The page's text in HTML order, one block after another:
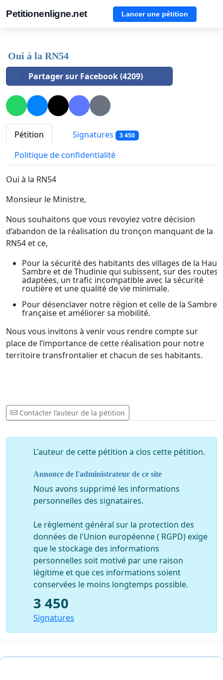
Petitionenligne.net Lancer une pétition
Oui à la RN54
Partager sur Facebook (4209)
Pétition Signatures 3 450
Politique de confidentialité
Oui à la RN54
Monsieur le Ministre,
Nous souhaitons que vous revoyiez votre décision
d’abandon de la réalisation du tronçon manquant de la
RN54 et ce,
Pour la sécurité des habitants des villages de la
Sambre et de Thudinie qui subissent, sur des routes
adaptées, un trafic incompatible avec la sécurité
routière et une qualité de vie minimale.
Pour désenclaver notre région et celle de la Sambre
française et améliorer sa mobilité.
Nous vous invitons à venir vous rendre compte sur
place de l’importance de cette réalisation pour notre
territoire transfrontalier et chacun de ses habitants.
Contacter l’auteur de la pétition
L'auteur de cette pétition a clos cette pétition.
Annonce de l'administrateur de ce site
Nous avons supprimé les informations
personnelles des signataires.
Le règlement général sur la protection des
données de l'Union européenne ( RGPD) exige
que le stockage des informations
personnelles soit motivé par une raison
légitime et que ces informations soient
conservées le moins longtemps possible.
3 450
Signatures